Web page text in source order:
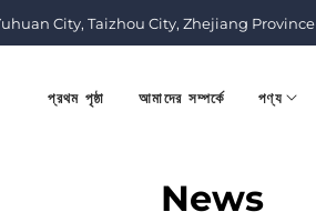
City, Taizhou City, Zhejiang Province
প্রথম পৃষ্ঠা আমাদের সম্পর্কে পণ্য
News